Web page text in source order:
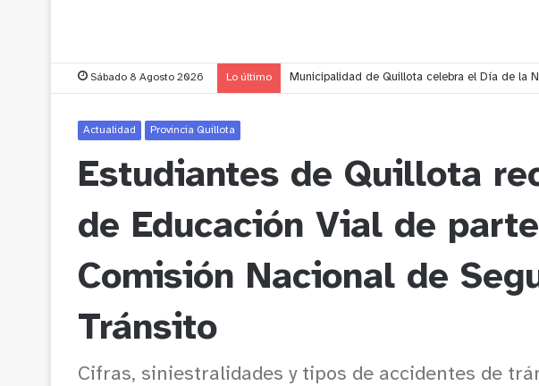
Sábado 8 Agosto 2026 Lo último Municipalidad de Nogales impulsa inversión de
Actualidad Provincia Quillota
Estudiantes de Quillota
de Educación Vial de
Comisión Nacional de
Tránsito
Cifras, siniestralidades y tipos de accidentes de